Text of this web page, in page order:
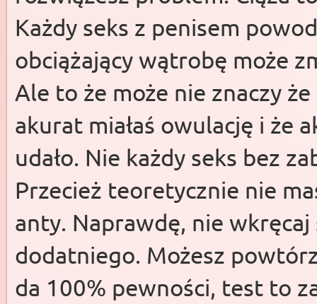
Każdy seks z penisem
obciążający wątrobę może
Ale to że może nie znaczy
akurat miałaś owulację i że
udało. Nie każdy seks bez
Przecież teoretycznie nie
anty. Naprawdę, nie
dodatniego. Możesz
da 100% pewności, test to